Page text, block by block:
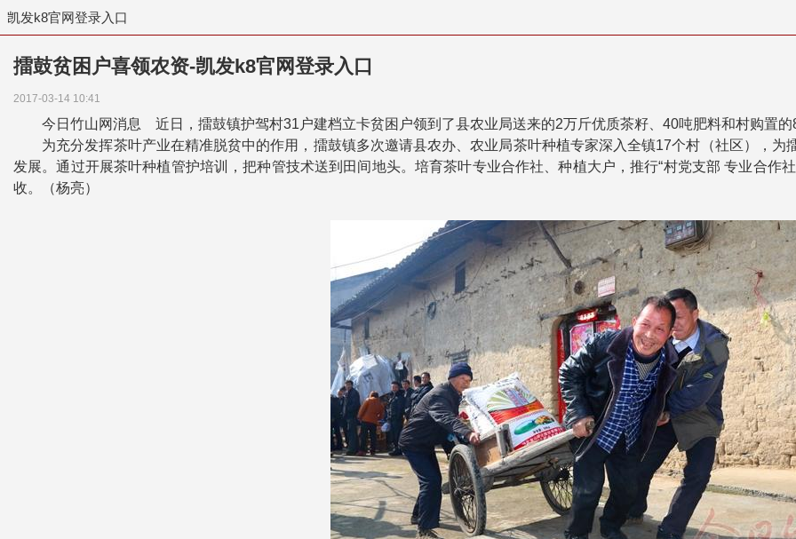
凯发k8官网登录入口
擂鼓贫困户喜领农资-凯发k8官网登录入口
2017-03-14 10:41
今日竹山网消息 近日，擂鼓镇护驾村31户建档立卡贫困户领到了县农业局送来的2万斤优质茶籽、40吨肥料和村购置的8
为充分发挥茶叶产业在精准脱贫中的作用，擂鼓镇多次邀请县农办、农业局茶叶种植专家深入全镇17个村（社区），为
发展。通过开展茶叶种植管护培训，把种管技术送到田间地头。培育茶叶专业合作社、种植大户，推行“村党支部 专业合作
收。（杨亮）